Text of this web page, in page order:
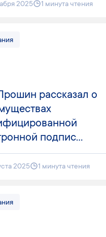
2025 1 минута чтения
рассказал о
подпис...
2025 1 минута чтения